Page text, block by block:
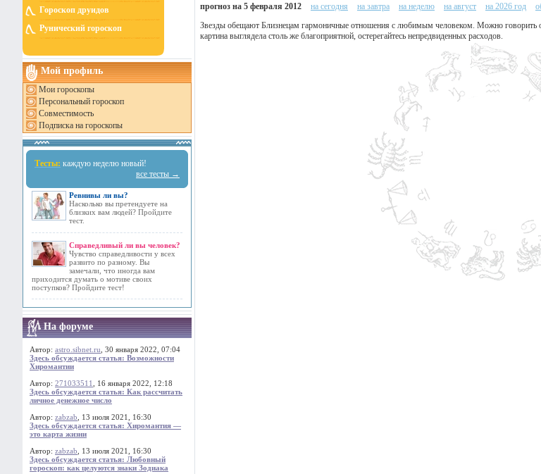
Гороскоп друидов
Рунический гороскоп
Мой профиль
Мои гороскопы
Персональный гороскоп
Совместимость
Подписка на гороскопы
Тесты: каждую неделю новый!
все тесты →
Ревнивы ли вы?
Насколько вы претендуете на
близких вам людей? Пройдите
тест.
Справедливый ли вы человек?
Чувство справедливости у всех
развито по разному. Вы
замечали, что иногда вам
приходится думать о мотиве своих
поступков? Пройдите тест!
На форуме
Автор: astro.sibnet.ru , 30 января 2022, 07:04
Здесь обсуждается статья: Возможности
Хиромантии
Автор: 271033511
, 16 января 2022, 12:18
Здесь обсуждается статья: Как рассчитать
личное денежное число
Автор: zabzab , 13 июля 2021, 16:30
Здесь обсуждается статья: Хиромантия —
это карта жизни
Автор: zabzab , 13 июля 2021, 16:30
Здесь обсуждается статья: Любовный
гороскоп: как целуются знаки Зодиака
прогноз на 5 февраля 2012 на сегодня на завтра на неделю на август на 2026 год
Звезды обещают Близнецам гармоничные отношения с любимым человеком. Можно говорить
картина выглядела столь же благоприятной, остерегайтесь непредвиденных расходов.